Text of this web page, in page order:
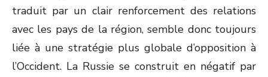
traduit par un clair renforcement des relations
avec les pays de la région, semble donc toujours
liée à une stratégie plus globale d’opposition à
l’Occident. La Russie se construit en négatif par